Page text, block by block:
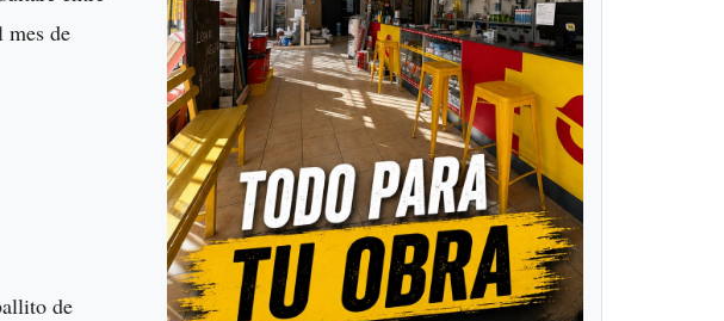
mes de
de